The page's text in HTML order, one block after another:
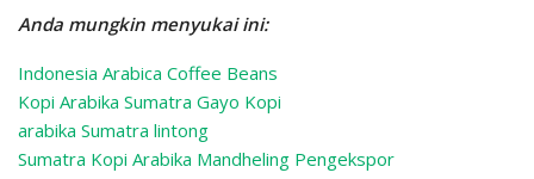
Anda mungkin menyukai ini:
Indonesia Arabica Coffee Beans
Kopi Arabika Sumatra Gayo Kopi
arabika Sumatra lintong
Sumatra Kopi Arabika Mandheling Pengekspor